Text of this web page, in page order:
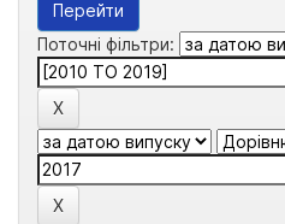
Поточні фільтри: